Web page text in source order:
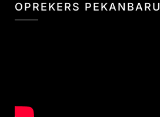
OPREKERS PEKANBARU